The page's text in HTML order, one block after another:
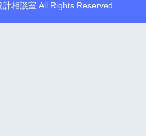
相談室 All Rights Reserved.